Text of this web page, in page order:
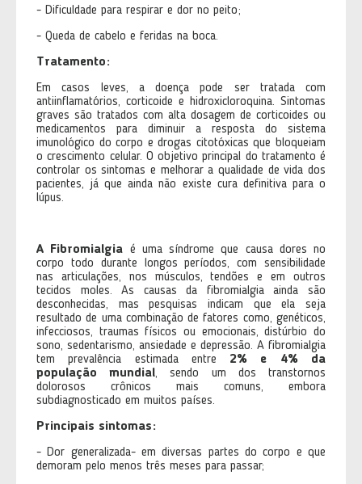
- Dificuldade para respirar e dor no peito;
- Queda de cabelo e feridas na boca.
Tratamento:
Em casos leves, a doença pode ser tratada com
antiinflamatórios, corticoide e hidroxicloroquina. Sintomas
graves são tratados com alta dosagem de corticoides ou
medicamentos para diminuir a resposta do sistema
imunológico do corpo e drogas citotóxicas que bloqueiam
o crescimento celular. O objetivo principal do tratamento é
controlar os sintomas e melhorar a qualidade de vida dos
pacientes, já que ainda não existe cura definitiva para o
lúpus.
A Fibromialgia é uma síndrome que causa dores no
corpo todo durante longos períodos, com sensibilidade
nas articulações, nos músculos, tendões e em outros
tecidos moles. As causas da fibromialgia ainda são
desconhecidas, mas pesquisas indicam que ela seja
resultado de uma combinação de fatores como, genéticos,
infecciosos, traumas físicos ou emocionais, distúrbio do
sono, sedentarismo, ansiedade e depressão. A fibromialgia
tem prevalência estimada entre 2% e 4% da
população mundial, sendo um dos transtornos
dolorosos crônicos mais comuns, embora
subdiagnosticado em muitos países.
Principais sintomas:
- Dor generalizada- em diversas partes do corpo e que
demoram pelo menos três meses para passar;